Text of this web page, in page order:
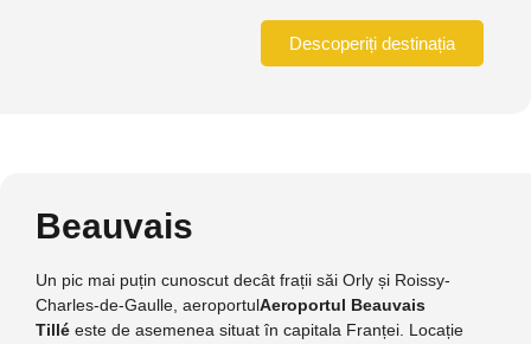
Descoperiți destinația
Beauvais
Un pic mai puțin cunoscut decât frații săi Orly și Roissy-
Charles-de-Gaulle, aeroportulAeroportul Beauvais
Tillé este de asemenea situat în capitala Franței. Locație